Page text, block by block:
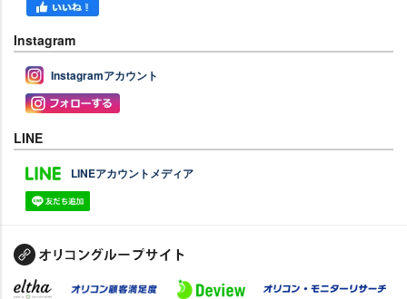
Instagram
Instagramアカウント
LINE
LINEアカウントメディア